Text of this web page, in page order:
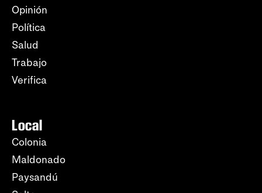
Opinión
Política
Salud
Trabajo
Verifica
Local
Colonia
Maldonado
Paysandú